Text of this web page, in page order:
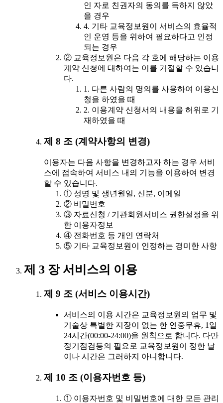
인 자로 친권자의 동의를 득하지 않았
을 경우
4. 기타 교육정보원이 서비스의 효율적
인 운영 등을 위하여 필요하다고 인정
되는 경우
② 교육정보원은 다음 각 호에 해당하는 이용
계약 신청에 대하여는 이를 거절할 수 있습니
다.
1. 다른 사람의 명의를 사용하여 이용신
청을 하였을 때
2. 이용계약 신청서의 내용을 허위로 기
재하였을 때
제 8 조 (계약사항의 변경)
이용자는 다음 사항을 변경하고자 하는 경우 서비
스에 접속하여 서비스 내의 기능을 이용하여 변경
할 수 있습니다.
① 성명 및 생년월일, 신분, 이메일
② 비밀번호
③ 자료신청 / 기관회원서비스 권한설정을 위
한 이용자정보
④ 전화번호 등 개인 연락처
⑤ 기타 교육정보원이 인정하는 경미한 사항
제 3 장 서비스의 이용
제 9 조 (서비스 이용시간)
서비스의 이용 시간은 교육정보원의 업무 및
기술상 특별한 지장이 없는 한 연중무휴, 1일
24시간(00:00-24:00)을 원칙으로 합니다. 다만
정기점검등의 필요로 교육정보원이 정한 날
이나 시간은 그러하지 아니합니다.
제 10 조 (이용자번호 등)
① 이용자번호 및 비밀번호에 대한 모든 관리